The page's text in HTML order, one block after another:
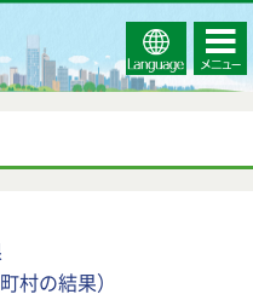
Select
Language
コンテ
ンツメ
ニュー
村の結果）